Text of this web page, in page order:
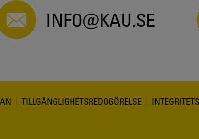
INFO@KAU.SE
TILLGÄNGLIGHETSREDOGÖRELSE